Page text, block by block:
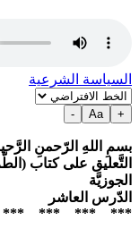
السياسة الشرعية
+
Aa
-
بسمِ اللهِ الرّحمنِ
التَّعليق على كتاب
الجوزيَّة
الدّرس العاشر
*** *** *** ***